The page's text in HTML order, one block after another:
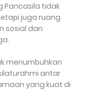
Pancasila tidak
juga ruang
sosial dan
menumbuhkan
antar
yang kuat di